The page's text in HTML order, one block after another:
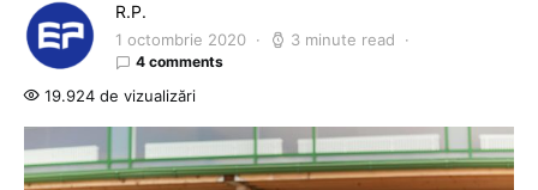
R.P.
1 octombrie 2020 3 minute read
4 comments
19.924 de vizualizări